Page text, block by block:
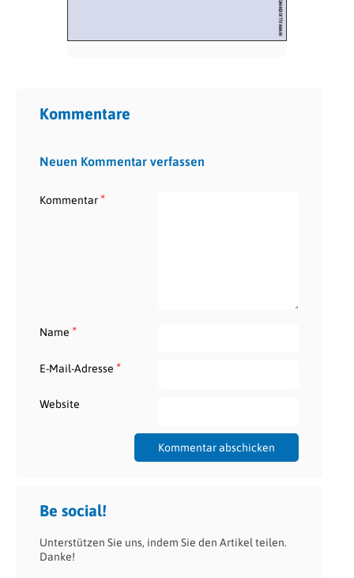
Kommentare
Neuen Kommentar verfassen
Kommentar*
Name *
E-Mail-Adresse *
Website
Be social!
Unterstützen Sie uns, indem Sie den Artikel teilen.
Danke!